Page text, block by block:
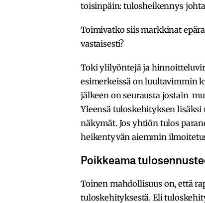
toisinpäin: tulosheikennys
Toimivatko siis markkinat
vastaisesti?
Toki ylilyöntejä ja
esimerkeissä on luultavimmin
jälkeen on seurausta jostain
Yleensä tuloskehityksen
näkymät. Jos yhtiön tulos
heikentyvän aiemmin
Poikkeama
Toinen mahdollisuus on, että
tuloskehityksestä. Eli